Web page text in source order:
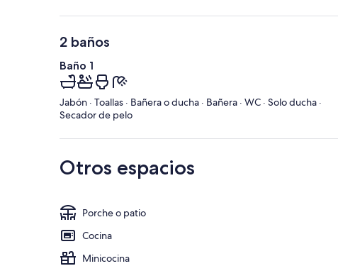
2 baños
Baño 1
Jabón · Toallas · Bañera o ducha · Bañera · WC · Solo ducha ·
Secador de pelo
Otros espacios
Porche o patio
Cocina
Minicocina